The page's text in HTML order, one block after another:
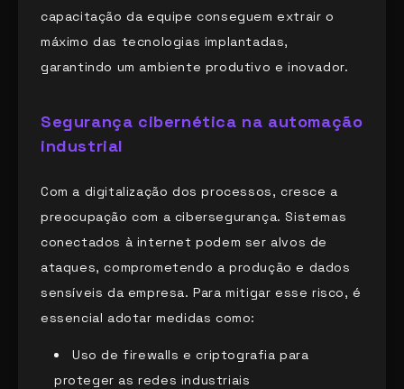
capacitação da equipe conseguem extrair o
máximo das tecnologias implantadas,
garantindo um ambiente produtivo e inovador.
Segurança cibernética na automação
industrial
Com a digitalização dos processos, cresce a
preocupação com a cibersegurança. Sistemas
conectados à internet podem ser alvos de
ataques, comprometendo a produção e dados
sensíveis da empresa. Para mitigar esse risco, é
essencial adotar medidas como:
Uso de firewalls e criptografia para
proteger as redes industriais